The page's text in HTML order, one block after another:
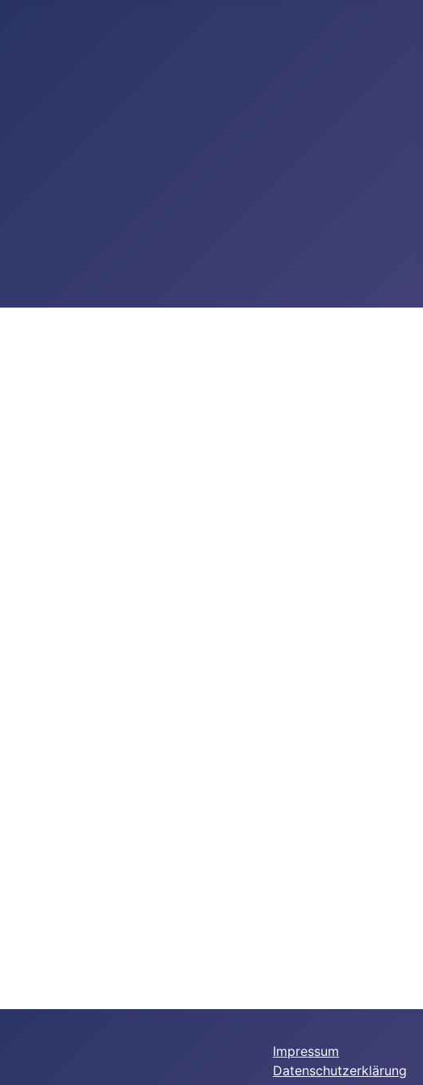
Impressum
Datenschutzerklärung